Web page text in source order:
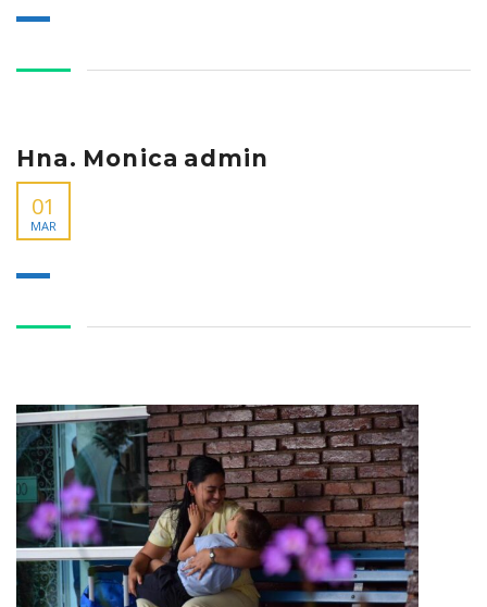
Hna. Monica admin
01
MAR